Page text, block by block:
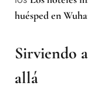
huésped en
Sirviendo
allá